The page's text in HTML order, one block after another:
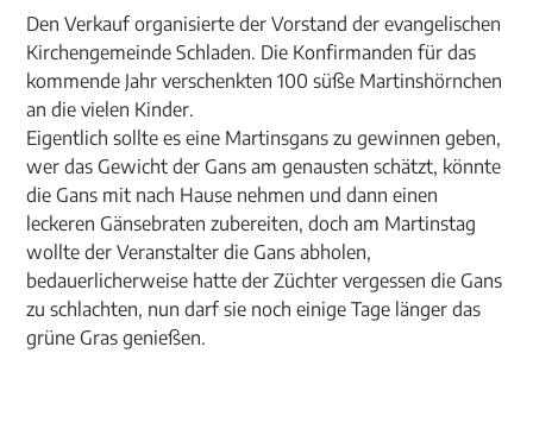
Den Verkauf organisierte der Vorstand der evangelischen
Kirchengemeinde Schladen. Die Konfirmanden für das
kommende Jahr verschenkten 100 süße Martinshörnchen
an die vielen Kinder.
Eigentlich sollte es eine Martinsgans zu gewinnen geben,
wer das Gewicht der Gans am genausten schätzt, könnte
die Gans mit nach Hause nehmen und dann einen
leckeren Gänsebraten zubereiten, doch am Martinstag
wollte der Veranstalter die Gans abholen,
bedauerlicherweise hatte der Züchter vergessen die Gans
zu schlachten, nun darf sie noch einige Tage länger das
grüne Gras genießen.